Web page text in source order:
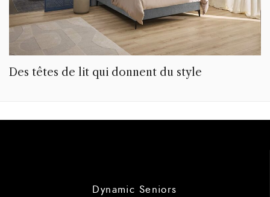
Des têtes de lit qui donnent du style
Dynamic Seniors